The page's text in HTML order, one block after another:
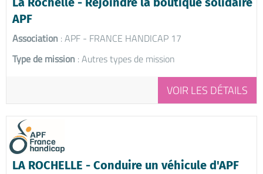
APF
Association : APF - FRANCE HANDICAP 17
Type de mission : Autres types de mission
VOIR LES DÉTAILS
LA ROCHELLE - Conduire un véhicule d'APF